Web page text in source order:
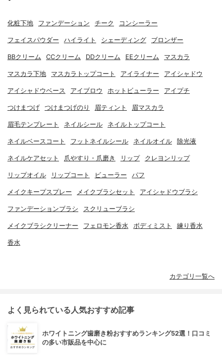
化粧下地 ファンデーション チーク コンシーラー
フェイスパウダー ハイライト シェーディング ブロンザー
BBクリーム CCクリーム DDクリーム EEクリーム マスカラ
マスカラ下地 マスカラトップコート アイライナー アイシャドウ
アイシャドウベース アイブロウ ホットビューラー アイプチ
つけまつげ つけまつげのり 眉ティント 眉マスカラ
眉毛テンプレート ネイルシール ネイルトップコート
ネイルベースコート フットネイルシール ネイルオイル 除光液
ネイルケアセット 爪やすり・爪磨き リップ クレヨンリップ
リップオイル リップコート ビューラー パフ
メイクキープスプレー メイクブラシセット アイシャドウブラシ
ファンデーションブラシ スクリューブラシ
メイクブラシクリーナー フェロモン香水 ボディミスト 練り香水
香水
カテゴリ一覧へ
よく見られている人気おすすめ記事
ホワイトニング歯磨き粉おすすめランキング52選！口コミ
の多い市販品を中心に